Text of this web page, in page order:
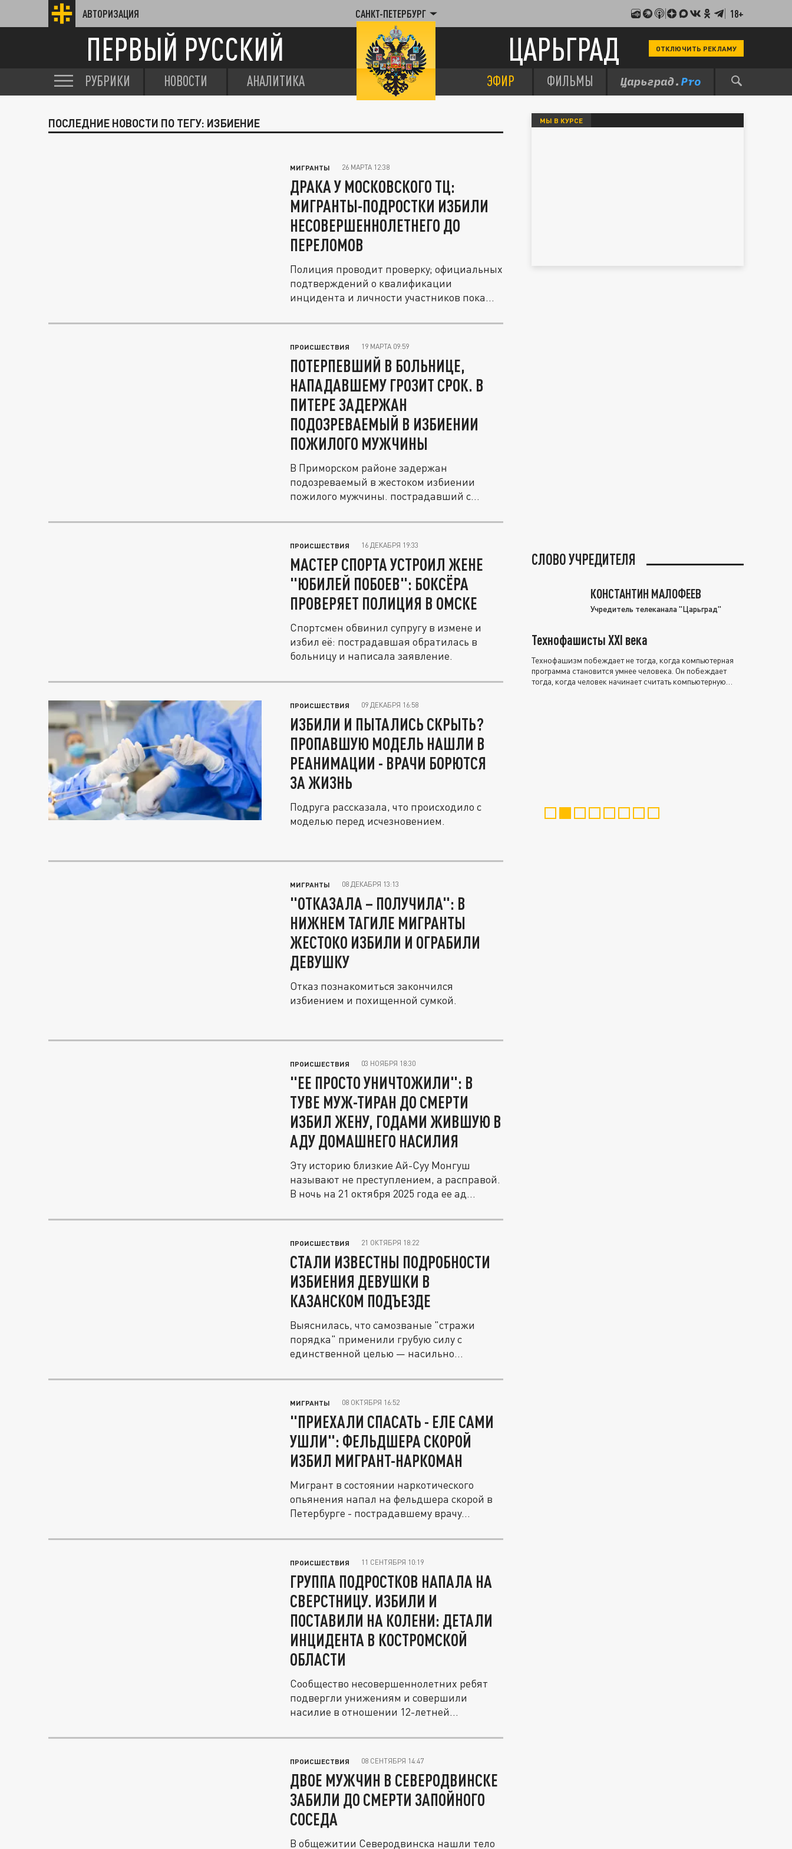
АВТОРИЗАЦИЯ САНКТ-ПЕТЕРБУРГ 18+
ПЕРВЫЙ РУССКИЙ ЦАРЬГРАД ОТКЛЮЧИТЬ РЕКЛАМУ
РУБРИКИ НОВОСТИ АНАЛИТИКА ЭФИР ФИЛЬМЫ
ПОСЛЕДНИЕ НОВОСТИ ПО ТЕГУ: ИЗБИЕНИЕ
МИГРАНТЫ 26 МАРТА 12:38
ДРАКА У МОСКОВСКОГО ТЦ:
МИГРАНТЫ-ПОДРОСТКИ ИЗБИЛИ
НЕСОВЕРШЕННОЛЕТНЕГО ДО
ПЕРЕЛОМОВ
Полиция проводит проверку; официальных
подтверждений о квалификации
инцидента и личности участников пока
ПРОИСШЕСТВИЯ 19 МАРТА 09:59
ПОТЕРПЕВШИЙ В БОЛЬНИЦЕ,
НАПАДАВШЕМУ ГРОЗИТ СРОК. В
ПИТЕРЕ ЗАДЕРЖАН
ПОДОЗРЕВАЕМЫЙ В ИЗБИЕНИИ
ПОЖИЛОГО МУЖЧИНЫ
В Приморском районе задержан
подозреваемый в жестоком избиении
пожилого мужчины. пострадавший с
ПРОИСШЕСТВИЯ 16 ДЕКАБРЯ 19:33
МАСТЕР СПОРТА УСТРОИЛ ЖЕНЕ
"ЮБИЛЕЙ ПОБОЕВ": БОКСЁРА
ПРОВЕРЯЕТ ПОЛИЦИЯ В ОМСКЕ
Спортсмен обвинил супругу в измене и
избил её: пострадавшая обратилась в
больницу и написала заявление.
ПРОИСШЕСТВИЯ 09 ДЕКАБРЯ 16:58
ИЗБИЛИ И ПЫТАЛИСЬ СКРЫТЬ?
ПРОПАВШУЮ МОДЕЛЬ НАШЛИ В
РЕАНИМАЦИИ - ВРАЧИ БОРЮТСЯ
ЗА ЖИЗНЬ
Подруга рассказала, что происходило с
моделью перед исчезновением.
МИГРАНТЫ 08 ДЕКАБРЯ 13:13
"ОТКАЗАЛА – ПОЛУЧИЛА": В
НИЖНЕМ ТАГИЛЕ МИГРАНТЫ
ЖЕСТОКО ИЗБИЛИ И ОГРАБИЛИ
ДЕВУШКУ
Отказ познакомиться закончился
избиением и похищенной сумкой.
ПРОИСШЕСТВИЯ 03 НОЯБРЯ 18:30
"ЕЕ ПРОСТО УНИЧТОЖИЛИ": В
ТУВЕ МУЖ-ТИРАН ДО СМЕРТИ
ИЗБИЛ ЖЕНУ, ГОДАМИ ЖИВШУЮ В
АДУ ДОМАШНЕГО НАСИЛИЯ
Эту историю близкие Ай-Суу Монгуш
называют не преступлением, а расправой.
В ночь на 21 октября 2025 года ее ад...
ПРОИСШЕСТВИЯ 21 ОКТЯБРЯ 18:22
СТАЛИ ИЗВЕСТНЫ ПОДРОБНОСТИ
ИЗБИЕНИЯ ДЕВУШКИ В
КАЗАНСКОМ ПОДЪЕЗДЕ
Выяснилась, что самозваные "стражи
порядка" применили грубую силу с
единственной целью — насильно
МИГРАНТЫ 08 ОКТЯБРЯ 16:52
"ПРИЕХАЛИ СПАСАТЬ - ЕЛЕ САМИ
УШЛИ": ФЕЛЬДШЕРА СКОРОЙ
ИЗБИЛ МИГРАНТ-НАРКОМАН
Мигрант в состоянии наркотического
опьянения напал на фельдшера скорой в
Петербурге - пострадавшему врачу...
ПРОИСШЕСТВИЯ 11 СЕНТЯБРЯ 10:19
ГРУППА ПОДРОСТКОВ НАПАЛА НА
СВЕРСТНИЦУ. ИЗБИЛИ И
ПОСТАВИЛИ НА КОЛЕНИ: ДЕТАЛИ
ИНЦИДЕНТА В КОСТРОМСКОЙ
ОБЛАСТИ
Сообщество несовершеннолетних ребят
подвергли унижениям и совершили
насилие в отношении 12-летней
ПРОИСШЕСТВИЯ 08 СЕНТЯБРЯ 14:47
ДВОЕ МУЖЧИН В СЕВЕРОДВИНСКЕ
ЗАБИЛИ ДО СМЕРТИ ЗАПОЙНОГО
СОСЕДА
В общежитии Северодвинска нашли тело
МЫ В КУРСЕ
СЛОВО УЧРЕДИТЕЛЯ
КОНСТАНТИН МАЛОФЕЕВ
Учредитель телеканала "Царьград"
Технофашисты XXI века
Технофашизм побеждает не тогда, когда компьютерная
программа становится умнее человека. Он побеждает
тогда, когда человек начинает считать компьютерную